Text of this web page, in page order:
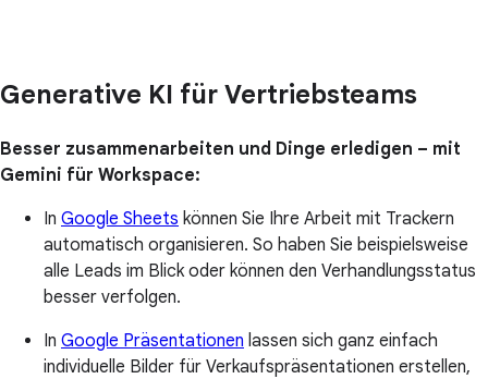
Generative KI für Vertriebsteams
Besser zusammenarbeiten und Dinge erledigen – mit
Gemini für Workspace:
In Google Sheets können Sie Ihre Arbeit mit Trackern
automatisch organisieren. So haben Sie beispielsweise
alle Leads im Blick oder können den Verhandlungsstatus
besser verfolgen.
In Google Präsentationen lassen sich ganz einfach
individuelle Bilder für Verkaufspräsentationen erstellen,